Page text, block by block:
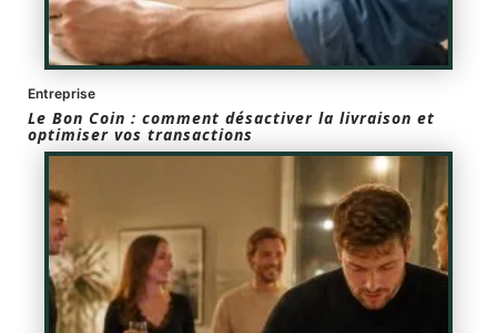
Entreprise
Le Bon Coin : comment désactiver la livraison et
optimiser vos transactions